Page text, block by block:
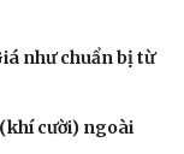
như chuẩn bị từ
cười) ngoài